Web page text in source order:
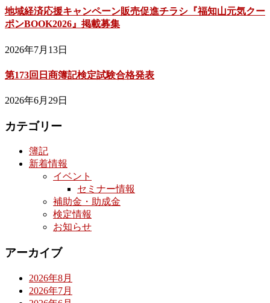
地域経済応援キャンペーン販売促進チラシ『福知山元気クー
ポンBOOK2026』掲載募集
2026年7月13日
第173回日商簿記検定試験合格発表
2026年6月29日
カテゴリー
簿記
新着情報
イベント
セミナー情報
補助金・助成金
検定情報
お知らせ
アーカイブ
2026年8月
2026年7月